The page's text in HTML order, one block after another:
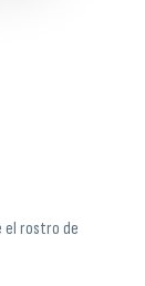
el rostro de